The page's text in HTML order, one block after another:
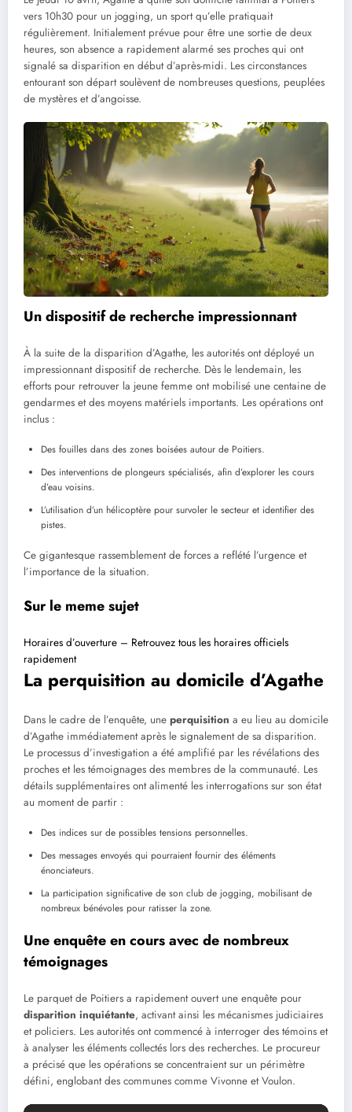
vers 10h30 pour un jogging, un sport qu’elle pratiquait
régulièrement. Initialement prévue pour être une sortie de deux
heures, son absence a rapidement alarmé ses proches qui ont
signalé sa disparition en début d’après-midi. Les circonstances
entourant son départ soulèvent de nombreuses questions, peuplées
de mystères et d’angoisse.
Un dispositif de recherche impressionnant
À la suite de la disparition d’Agathe, les autorités ont déployé un
impressionnant dispositif de recherche. Dès le lendemain, les
efforts pour retrouver la jeune femme ont mobilisé une centaine de
gendarmes et des moyens matériels importants. Les opérations ont
inclus :
Des fouilles dans des zones boisées autour de Poitiers.
Des interventions de plongeurs spécialisés, afin d’explorer les cours
d’eau voisins.
L’utilisation d’un hélicoptère pour survoler le secteur et identifier des
pistes.
Ce gigantesque rassemblement de forces a reflété l’urgence et
l’importance de la situation.
Sur le meme sujet
Horaires d’ouverture – Retrouvez tous les horaires officiels
rapidement
La perquisition au domicile d’Agathe
Dans le cadre de l’enquête, une perquisition a eu lieu au domicile
d’Agathe immédiatement après le signalement de sa disparition.
Le processus d’investigation a été amplifié par les révélations des
proches et les témoignages des membres de la communauté. Les
détails supplémentaires ont alimenté les interrogations sur son état
au moment de partir :
Des indices sur de possibles tensions personnelles.
Des messages envoyés qui pourraient fournir des éléments
énonciateurs.
La participation significative de son club de jogging, mobilisant de
nombreux bénévoles pour ratisser la zone.
Une enquête en cours avec de nombreux
témoignages
Le parquet de Poitiers a rapidement ouvert une enquête pour
disparition inquiétante, activant ainsi les mécanismes judiciaires
et policiers. Les autorités ont commencé à interroger des témoins et
à analyser les éléments collectés lors des recherches. Le procureur
a précisé que les opérations se concentraient sur un périmètre
défini, englobant des communes comme Vivonne et Voulon.